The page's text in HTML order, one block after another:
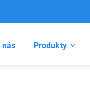
nás Produkty